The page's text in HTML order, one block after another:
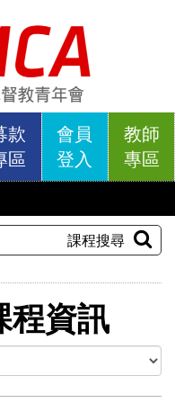
款
區
會員
登入
教師
專區
課程搜尋
程資訊